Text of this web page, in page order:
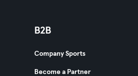
B2B
Company Sports
Become a Partner